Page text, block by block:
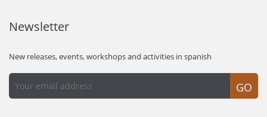
Newsletter
New releases, events, workshops and activities in spanish
GO